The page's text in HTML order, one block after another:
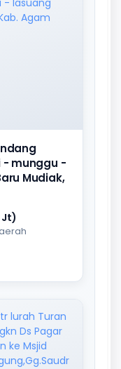
- munggu -
Mudiak,